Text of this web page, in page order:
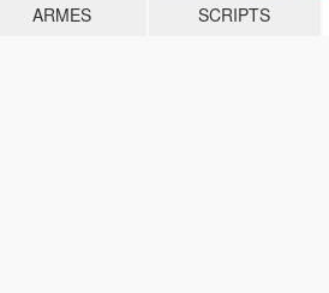
ARMES SCRIPTS